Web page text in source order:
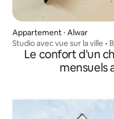
Appartement ⋅ Alwar
Studio avec vue sur la ville •
Le confort d'un
mensuels